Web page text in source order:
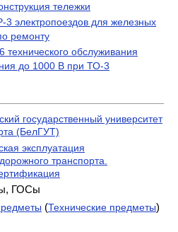
тележки
электропоездов для железных
ремонту
технического обслуживания
до 1000 В при ТО-3
государственный университет
(БелГУТ)
эксплуатация
транспорта.
ГОСы
(Технические предметы)